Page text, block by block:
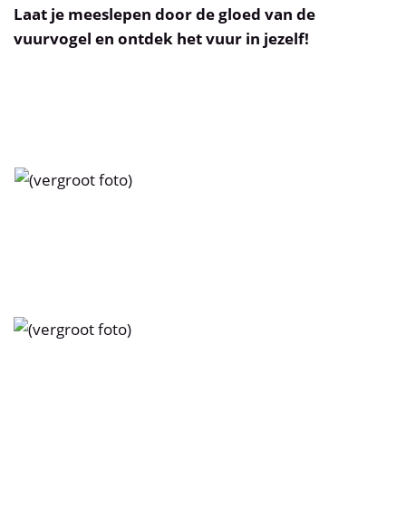
Laat je meeslepen door de gloed van de
vuurvogel en ontdek het vuur in jezelf!